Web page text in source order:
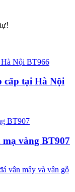
cấp tại Hà Nội
vàng BT907